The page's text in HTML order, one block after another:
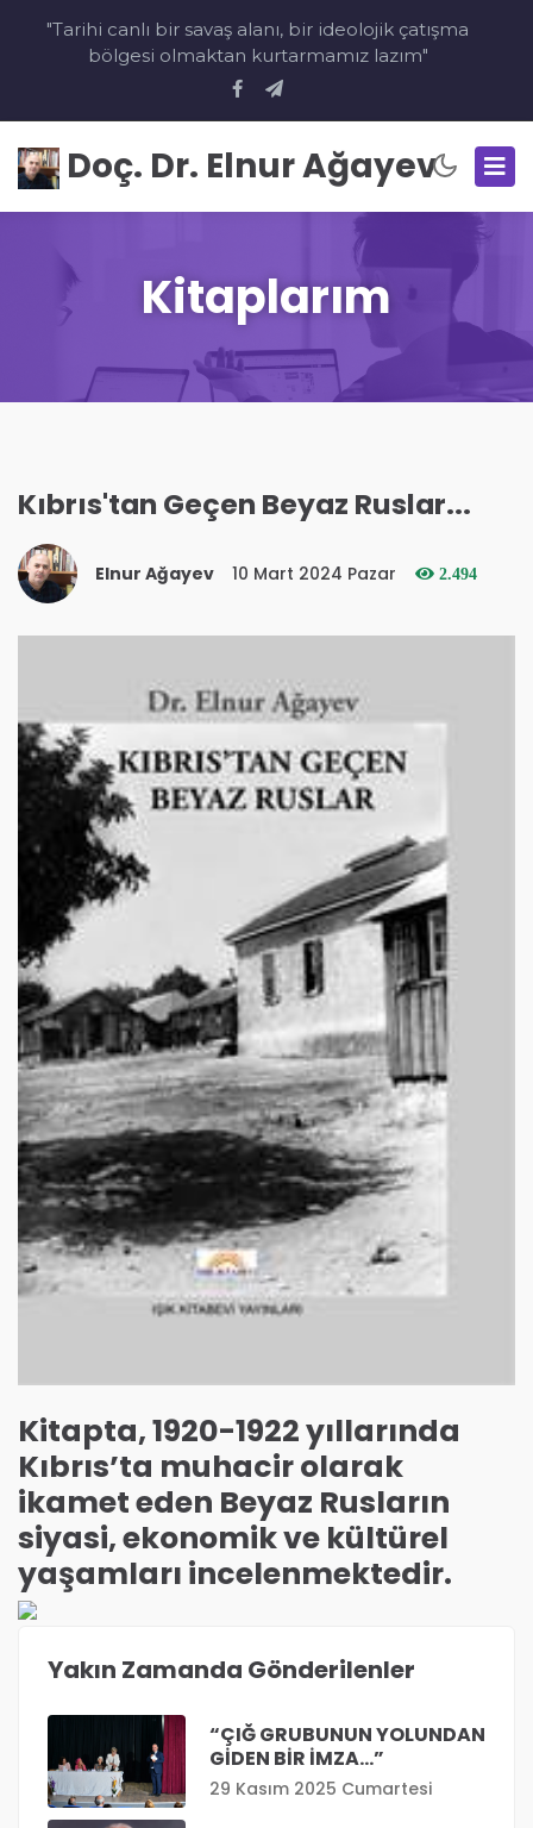
"Tarihi canlı bir savaş alanı, bir ideolojik çatışma
bölgesi olmaktan kurtarmamız lazım"
Doç. Dr. Elnur Ağayev
Kitaplarım
Kıbrıs'tan Geçen Beyaz Ruslar...
Elnur Ağayev 10 Mart 2024 Pazar 2.494
Kitapta, 1920-1922 yıllarında
Kıbrıs’ta muhacir olarak
ikamet eden Beyaz Rusların
siyasi, ekonomik ve kültürel
yaşamları incelenmektedir.
Yakın Zamanda Gönderilenler
“ÇIĞ GRUBUNUN YOLUNDAN
GİDEN BİR İMZA…”
29 Kasım 2025 Cumartesi